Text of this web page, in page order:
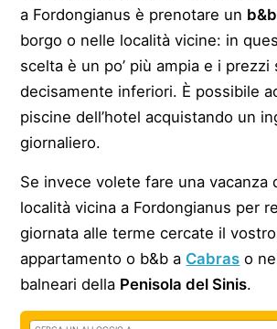
a Fordongianus è prenotare un b&b
borgo o nelle località vicine: in
scelta è un po’ più ampia e i prezzi
decisamente inferiori. È possibile
piscine dell’hotel acquistando un
giornaliero.
Se invece volete fare una vacanza
località vicina a Fordongianus per
giornata alle terme cercate il
appartamento o b&b a Cabras o
balneari della Penisola del Sinis.